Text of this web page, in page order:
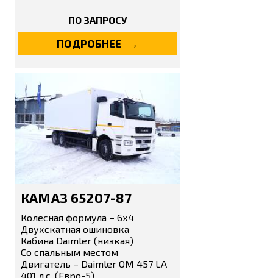
ПО ЗАПРОСУ
ПОДРОБНЕЕ
КАМАЗ 65207-87
Колесная формула – 6х4
Двухскатная ошиновка
Кабина Daimler (низкая)
Со спальным местом
Двигатель – Daimler OM 457 LA
401 л.с. (Евро-5)